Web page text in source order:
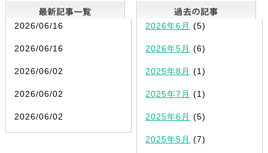
最新記事一覧
2026/06/16
2026/06/16
2026/06/02
2026/06/02
2026/06/02
2026年6月 (5)
2026年5月 (6)
2025年8月 (1)
2025年7月 (1)
2025年6月 (5)
2025年5月 (7)